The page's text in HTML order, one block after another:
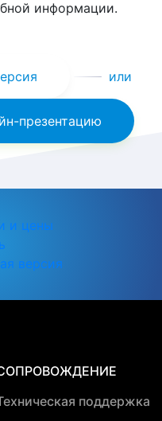
информации.
или
презентацию
и цены
версия
поддержка